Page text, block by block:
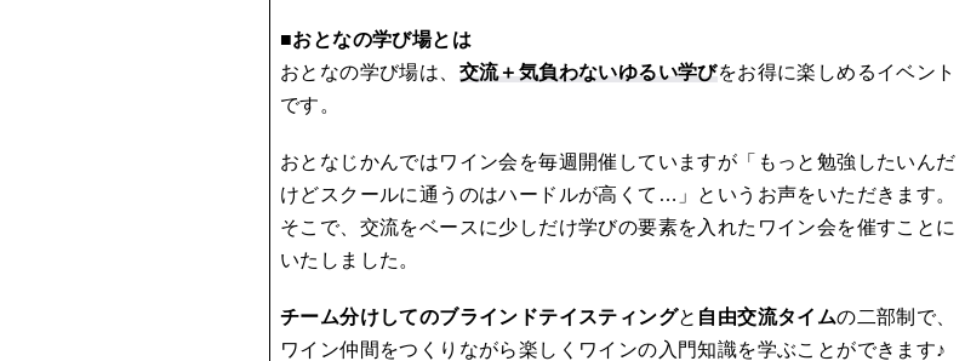
■おとなの学び場とは
おとなの学び場は、 交流＋気負わないゆるい学びをお得に楽しめるイベント
です。
おとなじかんではワイン会を毎週開催していますが「もっと勉強したいんだ
けどスクールに通うのはハードルが高くて…」というお声をいただきます。
そこで、交流をベースに少しだけ学びの要素を入れたワイン会を催すことに
いたしました。
チーム分けしてのブラインドテイスティングと 自由交流タイムの二部制で、
ワイン仲間をつくりながら楽しくワインの入門知識を学ぶことができます♪